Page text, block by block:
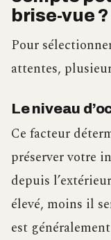
brise-vue ?
Pour
attentes,
Le niveau
Ce facteur
préserver votre
depuis
élevé, moins il
est